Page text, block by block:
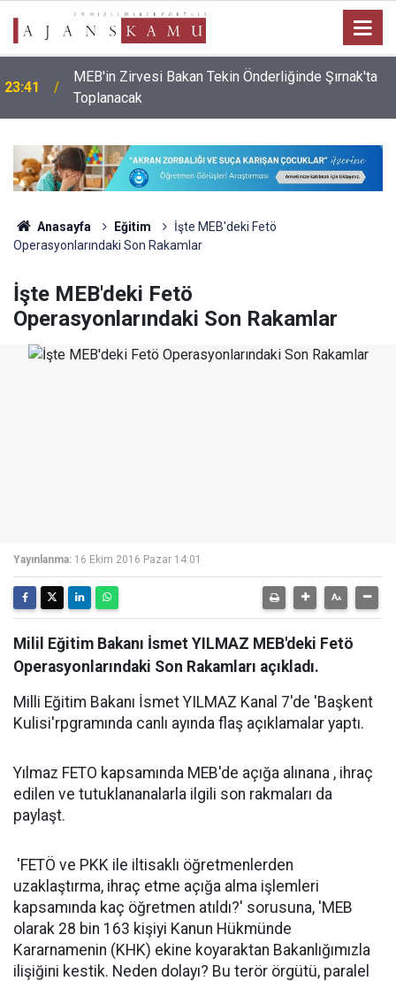
23:41
MEB'in Zirvesi Bakan Tekin Önderliğinde Şırnak'ta
Toplanacak
Anasayfa Eğitim
İşte MEB'deki Fetö
Operasyonlarındaki Son Rakamlar
İşte MEB'deki Fetö
Operasyonlarındaki Son Rakamlar
Yayınlanma: 16 Ekim 2016 Pazar 14:01
Milil Eğitim Bakanı İsmet YILMAZ MEB'deki Fetö
Operasyonlarındaki Son Rakamları açıkladı.
Milli Eğitim Bakanı İsmet YILMAZ Kanal 7'de 'Başkent
Kulisi'rpgramında canlı ayında flaş açıklamalar yaptı.
Yılmaz FETO kapsamında MEB'de açığa alınana , ihraç
edilen ve tutuklananalarla ilgili son rakmaları da
paylaşt.
'FETÖ ve PKK ile iltisaklı öğretmenlerden
uzaklaştırma, ihraç etme açığa alma işlemleri
kapsamında kaç öğretmen atıldı?' sorusuna, 'MEB
olarak 28 bin 163 kişiyi Kanun Hükmünde
Kararnamenin (KHK) ekine koyaraktan Bakanlığımızla
ilişiğini kestik. Neden dolayı? Bu terör örgütü, paralel